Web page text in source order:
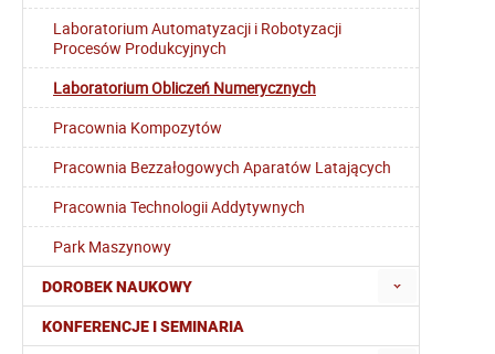
Laboratorium Automatyzacji i Robotyzacji
Procesów Produkcyjnych
Laboratorium Obliczeń Numerycznych
Pracownia Kompozytów
Pracownia Bezzałogowych Aparatów Latających
Pracownia Technologii Addytywnych
Park Maszynowy
DOROBEK NAUKOWY
KONFERENCJE I SEMINARIA